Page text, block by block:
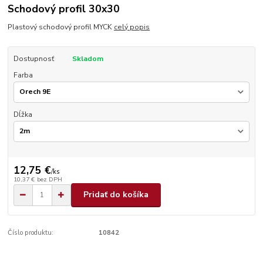
Schodový profil 30x30
Plastový schodový profil MYCK celý popis
Dostupnosť
Skladom
Farba
Dĺžka
12,75 €/ks
10,37 € bez DPH
Pridať do košíka
Číslo produktu: 10842